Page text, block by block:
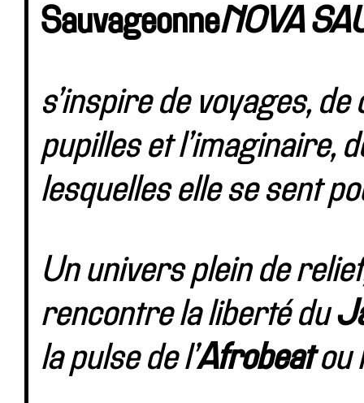
SauvageonneNOVA
s’inspire de voyages,
pupilles et l’imaginaire,
lesquelles elle se sent
Un univers plein de
rencontre la liberté du
la pulse de l’Afrobeatou